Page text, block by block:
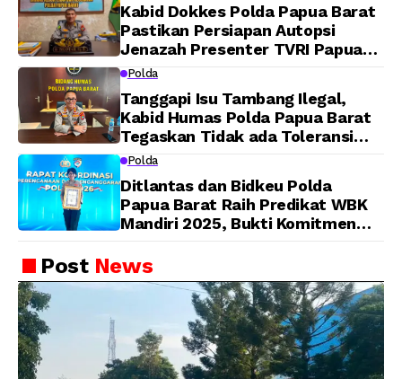
Kabid Dokkes Polda Papua Barat
Pastikan Persiapan Autopsi
Jenazah Presenter TVRI Papua
Barat Yanto Idorway Telah
Dijadwalkan Kamis
Polda
Tanggapi Isu Tambang Ilegal,
Kabid Humas Polda Papua Barat
Tegaskan Tidak ada Toleransi
bagi Oknum Anggota
Polda
Ditlantas dan Bidkeu Polda
Papua Barat Raih Predikat WBK
Mandiri 2025, Bukti Komitmen
Berintegritas
PostNews